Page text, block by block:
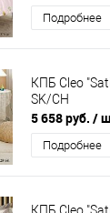
Подробнее
КПБ Cleo
SK/CH
5 658 руб. /
Подробнее